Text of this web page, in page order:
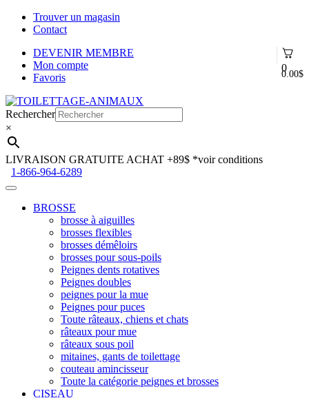
Trouver un magasin
Contact
0
0.00$
DEVENIR MEMBRE
Mon compte
Favoris
Aller
à
la
navigation
Aller
au
contenu
Rechercher
×
LIVRAISON GRATUITE ACHAT +89$ *voir conditions
1-866-964-6289
BROSSE
brosse à aiguilles
brosses flexibles
brosses démêloirs
brosses pour sous-poils
Peignes dents rotatives
Peignes doubles
peignes pour la mue
Peignes pour puces
Toute râteaux, chiens et chats
râteaux pour mue
râteaux sous poil
mitaines, gants de toilettage
couteau amincisseur
Toute la catégorie peignes et brosses
CISEAU